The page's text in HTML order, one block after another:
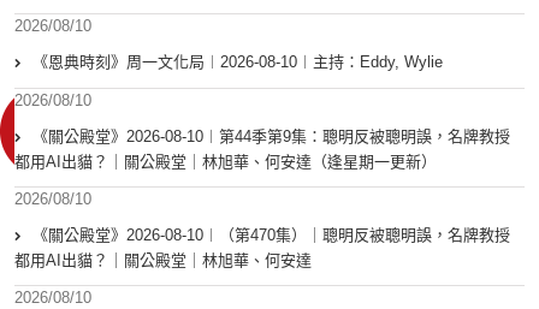
2026/08/10
《恩典時刻》周一文化局︱2026-08-10︱主持：Eddy, Wylie
2026/08/10
《關公殿堂》2026-08-10︱第44季第9集：聰明反被聰明誤，名牌教授
都用AI出貓？｜關公殿堂｜林旭華、何安達（逢星期一更新）
2026/08/10
《關公殿堂》2026-08-10︱（第470集）｜聰明反被聰明誤，名牌教授
都用AI出貓？｜關公殿堂｜林旭華、何安達
2026/08/10